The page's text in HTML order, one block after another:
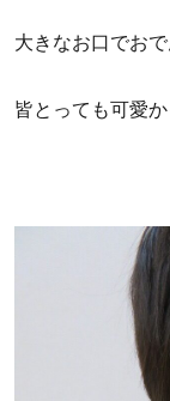
大きなお口でお
皆とっても可愛